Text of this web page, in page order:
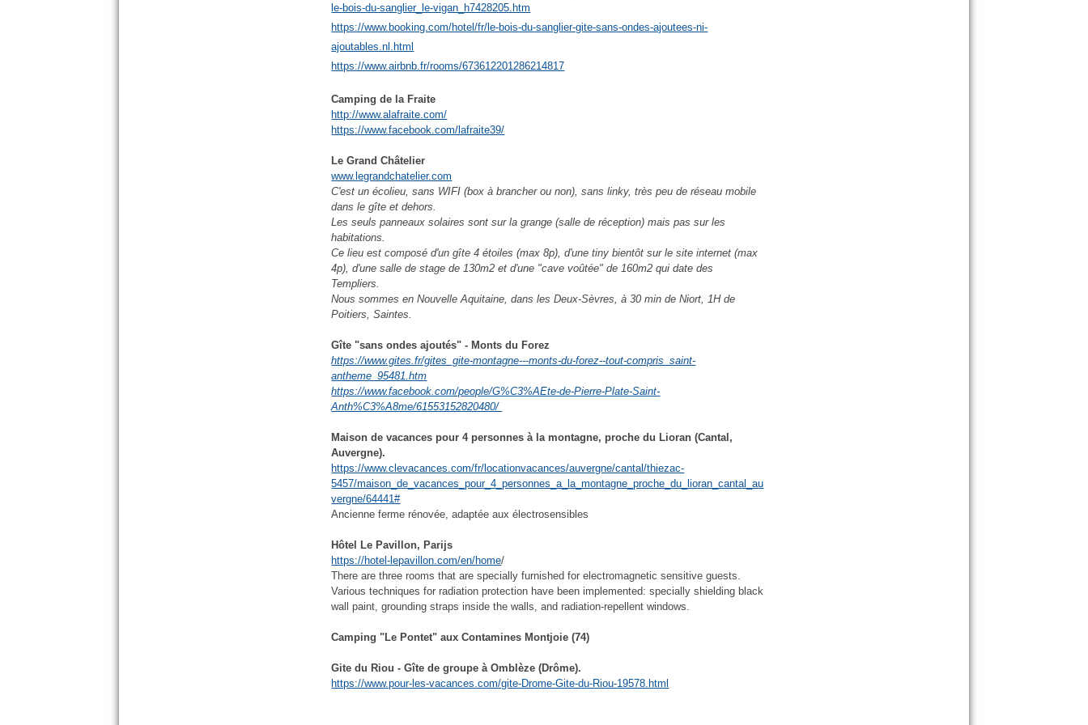
le-bois-du-sanglier_le-vigan_h7428205.htm
https://www.booking.com/hotel/fr/le-bois-du-sanglier-gite-sans-ondes-ajoutees-ni-
ajoutables.nl.html
https://www.airbnb.fr/rooms/673612201286214817
Camping de la Fraite
http://www.alafraite.com/
https://www.facebook.com/lafraite39/
Le Grand Châtelier
www.legrandchatelier.com
C'est un écolieu, sans WIFI (box à brancher ou non), sans linky, très peu de réseau mobile
dans le gîte et dehors.
Les seuls panneaux solaires sont sur la grange (salle de réception) mais pas sur les
habitations.
Ce lieu est composé d'un gîte 4 étoiles (max 8p), d'une tiny bientôt sur le site internet (max
4p), d'une salle de stage de 130m2 et d'une "cave voûtée" de 160m2 qui date des
Templiers.
Nous sommes en Nouvelle Aquitaine, dans les Deux-Sèvres, à 30 min de Niort, 1H de
Poitiers, Saintes.
Gîte "sans ondes ajoutés" - Monts du Forez
https://www.gites.fr/gites_gite-montagne---monts-du-forez--tout-compris_saint-
antheme_95481.htm
https://www.facebook.com/people/G%C3%AEte-de-Pierre-Plate-Saint-
Anth%C3%A8me/61553152820480/
Maison de vacances pour 4 personnes à la montagne, proche du Lioran (Cantal,
Auvergne).
https://www.clevacances.com/fr/locationvacances/auvergne/cantal/thiezac-
5457/maison_de_vacances_pour_4_personnes_a_la_montagne_proche_du_lioran_cantal_au
vergne/64441#
Ancienne ferme rénovée, adaptée aux électrosensibles
Hôtel Le Pavillon, Parijs
https://hotel-lepavillon.com/en/home/
There are three rooms that are specially furnished for electromagnetic sensitive guests.
Various techniques for radiation protection have been implemented: specially shielding black
wall paint, grounding straps inside the walls, and radiation-repellent windows.
Camping "Le Pontet" aux Contamines Montjoie (74)
Gite du Riou - Gîte de groupe à Omblèze (Drôme).
https://www.pour-les-vacances.com/gite-Drome-Gite-du-Riou-19578.html